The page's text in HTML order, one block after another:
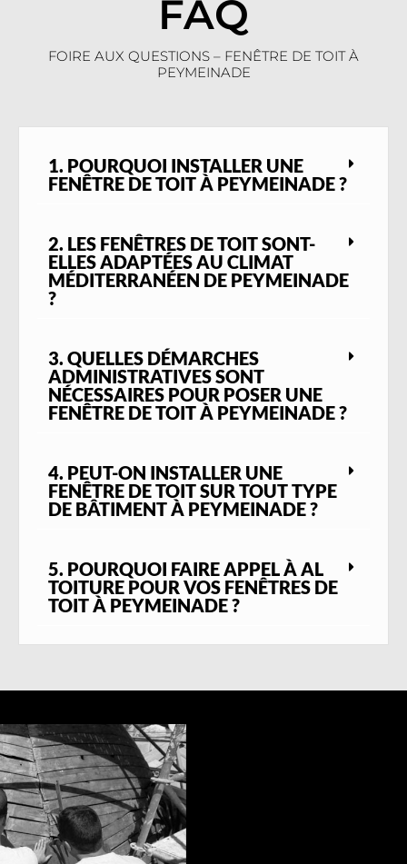
FAQ
FOIRE AUX QUESTIONS – FENÊTRE DE TOIT À
PEYMEINADE
1. POURQUOI INSTALLER UNE
FENÊTRE DE TOIT À PEYMEINADE ?
2. LES FENÊTRES DE TOIT SONT-
ELLES ADAPTÉES AU CLIMAT
MÉDITERRANÉEN DE PEYMEINADE
?
3. QUELLES DÉMARCHES
ADMINISTRATIVES SONT
NÉCESSAIRES POUR POSER UNE
FENÊTRE DE TOIT À PEYMEINADE ?
4. PEUT-ON INSTALLER UNE
FENÊTRE DE TOIT SUR TOUT TYPE
DE BÂTIMENT À PEYMEINADE ?
5. POURQUOI FAIRE APPEL À AL
TOITURE POUR VOS FENÊTRES DE
TOIT À PEYMEINADE ?